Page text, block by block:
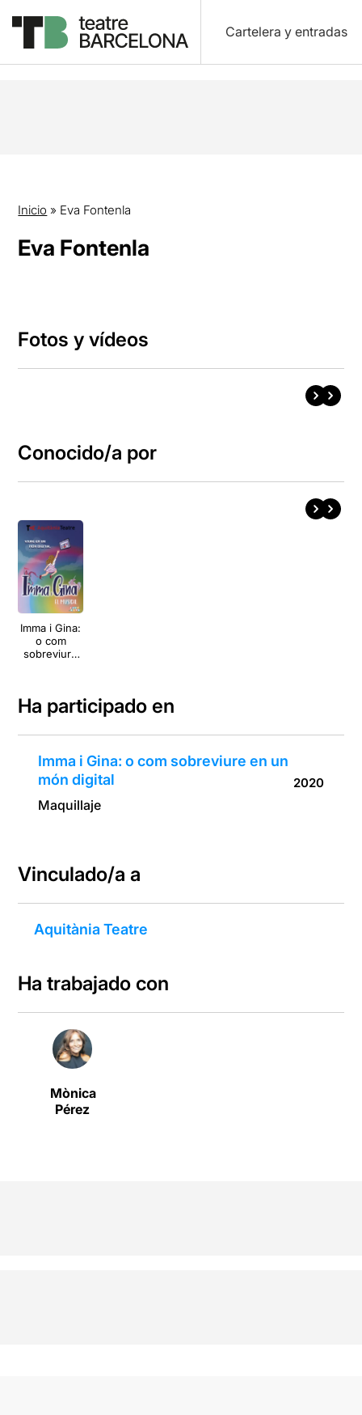
Cartelera y entradas
Inicio » Eva Fontenla
Eva Fontenla
Fotos y vídeos
Conocido/a por
Imma i Gina:
o com
sobreviure
Ha participado en
Imma i Gina: o com sobreviure en un
món digital
Maquillaje
2020
Vinculado/a a
Aquitània Teatre
Ha trabajado con
Mònica
Pérez